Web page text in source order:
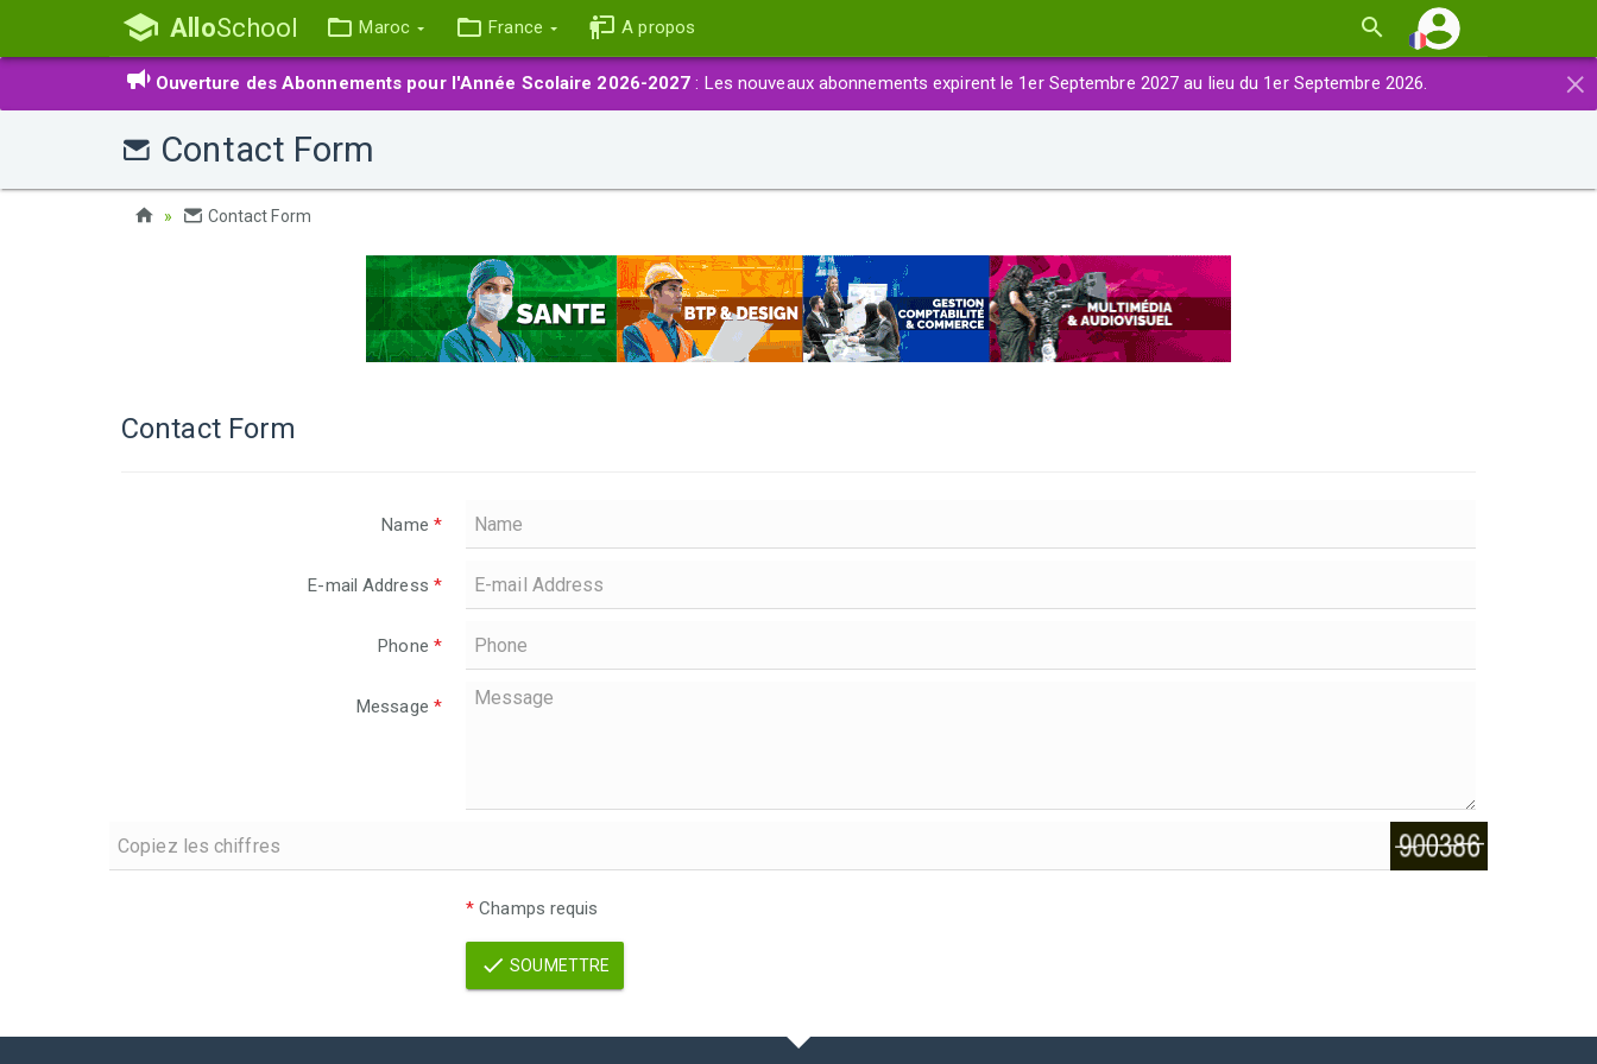
AlloSchool Maroc France A propos
×
Ouverture des Abonnements pour l'Année Scolaire 2026-2027 : Les nouveaux abonnements expirent le 1er Septembre 2027 au lieu du 1er Septembre 2026.
Contact Form
Contact Form
Contact Form
Name *
E-mail Address *
Phone *
Message *
* Champs requis
SOUMETTRE